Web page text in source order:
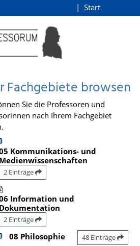
Start
Fachgebiete browsen
Sie die Professoren und
nach Ihrem Fachgebiet
Kommunikations- und
Medienwissenschaften
2 Einträge
Information und
Dokumentation
2 Einträge
08 Philosophie 48 Einträge